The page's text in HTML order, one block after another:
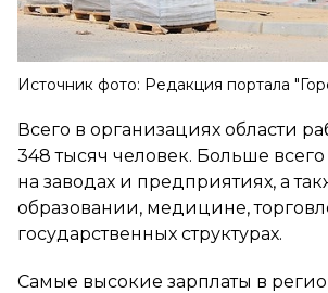
Источник фото: Редакция портала
Всего в организациях области
348 тысяч человек. Больше
на заводах и предприятиях, а
образовании, медицине,
государственных структурах.
Самые высокие зарплаты в